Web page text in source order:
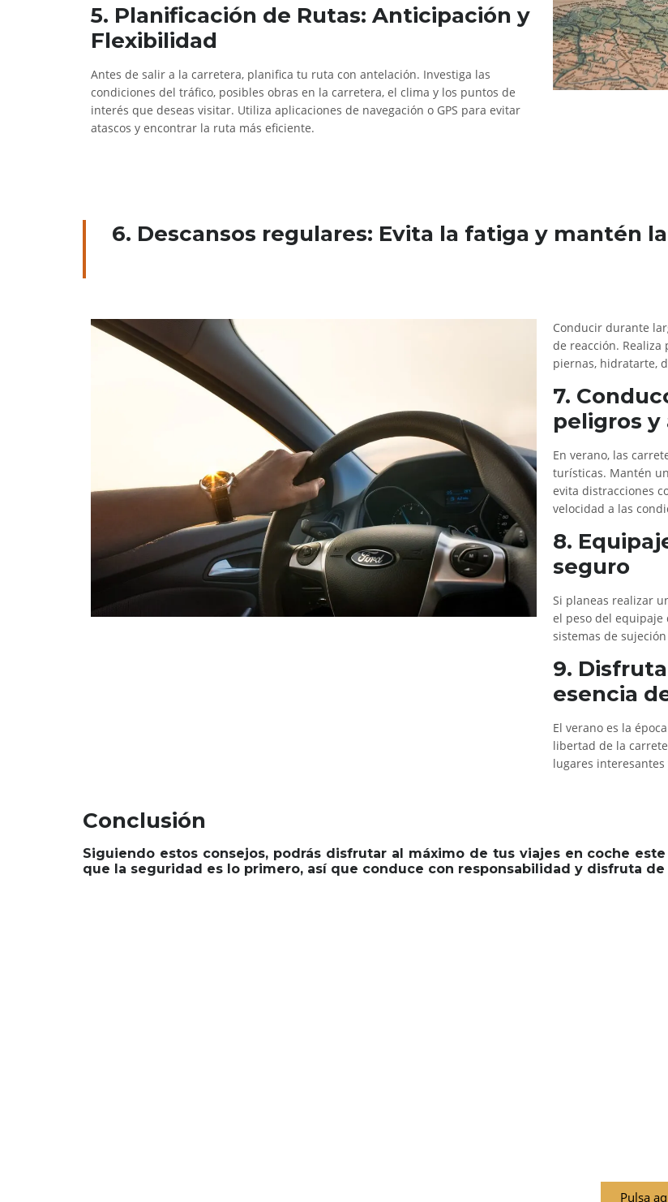
5. Planificación de Rutas: Anticipación y
Flexibilidad
Antes de salir a la carretera, planifica tu ruta con antelación. Investiga las
condiciones del tráfico, posibles obras en la carretera, el clima y los puntos de
interés que deseas visitar. Utiliza aplicaciones de navegación o GPS para evitar
atascos y encontrar la ruta más eficiente.
6. Descansos regulares: Evita la fatiga y mantén
Conducir durante
de reacción.
piernas, hidratarte,
7.
peligros
En verano, las
turísticas. Mantén
evita distracciones
velocidad a las
8.
seguro
Si planeas realizar
el peso del
sistemas de
9.
esencia
El verano es la
libertad de la
lugares
Conclusión
Siguiendo estos consejos, podrás disfrutar al máximo de tus viajes en coche
que la seguridad es lo primero, así que conduce con responsabilidad y disfruta
Pulsa